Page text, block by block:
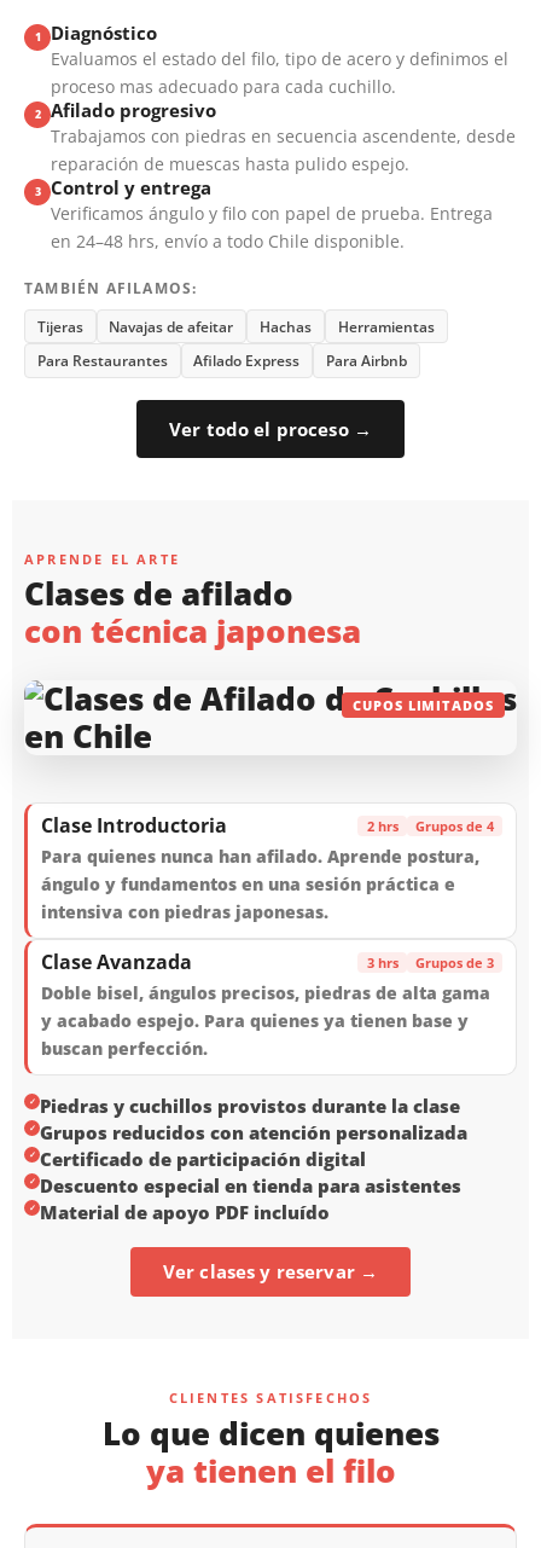
1 Diagnóstico
Evaluamos el estado del filo, tipo de acero y definimos el
proceso mas adecuado para cada cuchillo.
2 Afilado progresivo
Trabajamos con piedras en secuencia ascendente, desde
reparación de muescas hasta pulido espejo.
3 Control y entrega
Verificamos ángulo y filo con papel de prueba. Entrega
en 24–48 hrs, envío a todo Chile disponible.
TAMBIÉN AFILAMOS:
Tijeras
Navajas de afeitar Hachas
Herramientas
Para Restaurantes
Afilado Express Para Airbnb
Ver todo el proceso →
APRENDE EL ARTE
Clases de afilado
con técnica japonesa
CUPOS LIMITADOS
Clase Introductoria 2 hrs Grupos de 4
Para quienes nunca han afilado. Aprende postura,
ángulo y fundamentos en una sesión práctica e
intensiva con piedras japonesas.
Clase Avanzada 3 hrs Grupos de 3
Doble bisel, ángulos precisos, piedras de alta gama
y acabado espejo. Para quienes ya tienen base y
buscan perfección.
✓ Piedras y cuchillos provistos durante la clase
✓ Grupos reducidos con atención personalizada
✓ Certificado de participación digital
✓ Descuento especial en tienda para asistentes
✓ Material de apoyo PDF incluído
Ver clases y reservar →
CLIENTES SATISFECHOS
Lo que dicen quienes
ya tienen el filo